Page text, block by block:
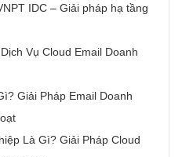
IDC – Giải pháp hạ tầng
Vụ Cloud Email Doanh
Giải Pháp Email Doanh
Là Gì? Giải Pháp Cloud